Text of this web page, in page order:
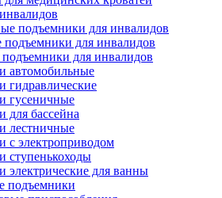
подъемники для инвалидов
подъемники для инвалидов
для инвалидов
автомобильные
гидравлические
гусеничные
для бассейна
лестничные
с электроприводом
ступенькоходы
электрические для ванны
подъемники